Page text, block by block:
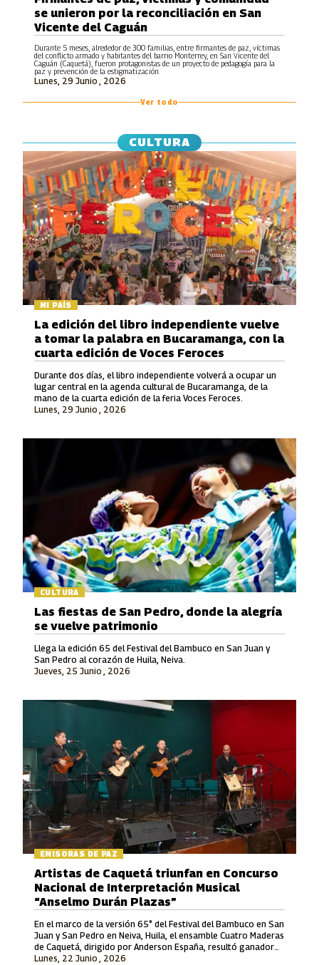
Lunes, 29 Junio , 2026
se unieron por la reconciliación en San
Vicente del Caguán
Durante 5 meses, alrededor de 300 familias, entre firmantes de paz, víctimas
del conflicto armado y habitantes del barrio Monterrey, en San Vicente del
Caguán (Caquetá), fueron protagonistas de un proyecto de pedagogía para la
paz y prevención de la estigmatización.
Ver todo
CULTURA
MI PAÍS
Durante dos días, el libro independiente volverá a ocupar un
lugar central en la agenda cultural de Bucaramanga, de la
mano de la cuarta edición de la feria Voces Feroces.
Lunes, 29 Junio , 2026
La edición del libro independiente vuelve
a tomar la palabra en Bucaramanga, con la
cuarta edición de Voces Feroces
CULTURA
Jueves, 25 Junio , 2026
Las fiestas de San Pedro, donde la alegría
se vuelve patrimonio
Llega la edición 65 del Festival del Bambuco en San Juan y
San Pedro al corazón de Huila, Neiva.
EMISORAS DE PAZ
Lunes, 22 Junio , 2026
Artistas de Caquetá triunfan en Concurso
Nacional de Interpretación Musical
“Anselmo Durán Plazas”
En el marco de la versión 65° del Festival del Bambuco en San
Juan y San Pedro en Neiva, Huila, el ensamble Cuatro Maderas
de Caquetá, dirigido por Anderson España, resultó ganador
en la Modalidad Vocal.